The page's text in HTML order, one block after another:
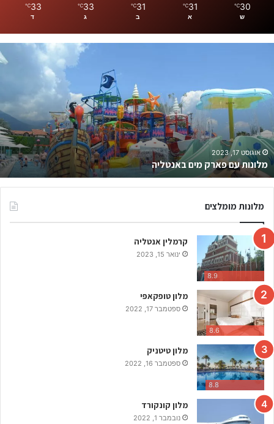
30
℃
ש
31
℃
א
31
℃
ב
33
℃
ג
33
℃
ד
י
ו
ו
ק
י
ם
ש
י
ק
ת
ה
ק
ה
ינואר 7, 2023
אנטליה שווקים – רשימת מקומות השוק הכי שווים בעיר
מלונות מומלצים
8.9
קרמלין אנטליה
ינואר 15, 2023
8.6
מלון טופקאפי
ספטמבר 17, 2022
8.8
מלון טיטניק
ספטמבר 16, 2022
מלון קונקורד
נובמבר 1, 2022